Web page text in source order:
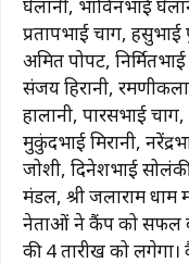
घेलानी, भाविनभाई
प्रतापभाई चाग,
अमित पोपट,
संजय हिरानी,
हालानी, पारसभाई
मुकुंदभाई मिरानी,
जोशी, दिनेशभाई
मंडल, श्री जलाराम
नेताओं ने कैंप को सफल
की 4 तारीख को